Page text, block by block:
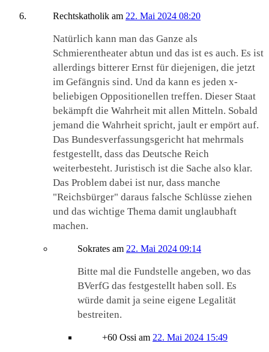
Rechtskatholik am 22. Mai 2024 08:20
Natürlich kann man das Ganze als
Schmierentheater abtun und das ist es auch. Es ist
allerdings bitterer Ernst für diejenigen, die jetzt
im Gefängnis sind. Und da kann es jeden x-
beliebigen Oppositionellen treffen. Dieser Staat
bekämpft die Wahrheit mit allen Mitteln. Sobald
jemand die Wahrheit spricht, jault er empört auf.
Das Bundesverfassungsgericht hat mehrmals
festgestellt, dass das Deutsche Reich
weiterbesteht. Juristisch ist die Sache also klar.
Das Problem dabei ist nur, dass manche
"Reichsbürger" daraus falsche Schlüsse ziehen
und das wichtige Thema damit unglaubhaft
machen.
Sokrates am 22. Mai 2024 09:14
Bitte mal die Fundstelle angeben, wo das
BVerfG das festgestellt haben soll. Es
würde damit ja seine eigene Legalität
bestreiten.
+60 Ossi am 22. Mai 2024 15:49